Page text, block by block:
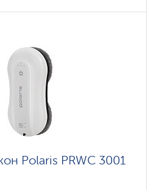
Polaris PRWC 3001